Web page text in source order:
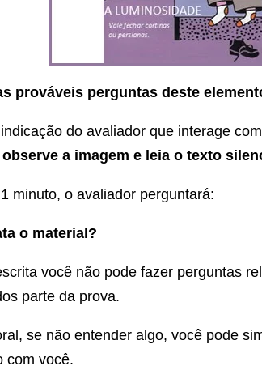
prováveis perguntas deste
do avaliador que interage
a imagem e leia o texto
minuto, o avaliador perguntará:
o material?
você não pode fazer perguntas
parte da prova.
se não entender algo, você pode
com você.